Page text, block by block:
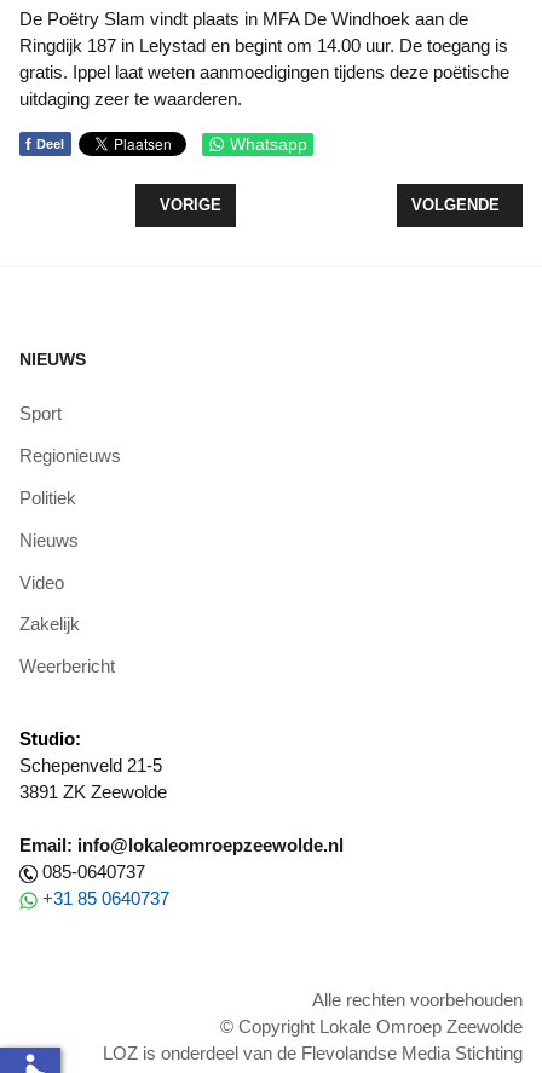
De Poëtry Slam vindt plaats in MFA De Windhoek aan de
Ringdijk 187 in Lelystad en begint om 14.00 uur. De toegang is
gratis. Ippel laat weten aanmoedigingen tijdens deze poëtische
uitdaging zeer te waarderen.
f Deel Whatsapp
VORIG ARTIKEL: NAGEBOUWD DRUGSLAB IN
VORIGE VOLGENDE
VOLGENDE
NIEUWS
Sport
Regionieuws
Politiek
Nieuws
Video
Zakelijk
Weerbericht
Studio:
Schepenveld 21-5
3891 ZK Zeewolde
Email: info@lokaleomroepzeewolde.nl
085-0640737
+31 85 0640737
Alle rechten voorbehouden
© Copyright Lokale Omroep Zeewolde
LOZ is onderdeel van de Flevolandse Media Stichting